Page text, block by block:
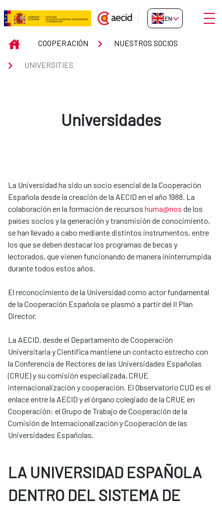
Skip to Main Content
UNIVERSITIES
EN-GB
INICIOCOOPERACIÓN NUESTROS SOCIOS
UNIVERSITIES
Universidades
La Universidad ha sido un socio esencial de la Cooperación
Española desde la creación de la AECID en el año 1988. La
colaboración en la formación de recursos huma@nos de los
países socios y la generación y transmisión de conocimiento,
se han llevado a cabo mediante distintos instrumentos, entre
los que se deben destacar los programas de becas y
lectorados, que vienen funcionando de manera ininterrumpida
durante todos estos años.
El reconocimiento de la Universidad como actor fundamental
de la Cooperación Española se plasmó a partir del II Plan
Director.
La AECID, desde el Departamento de Cooperación
Universitaria y Científica mantiene un contacto estrecho con
la Conferencia de Rectores de las Universidades Españolas
(CRUE) y su comisión especializada, CRUE
internacionalización y cooperación. El Observatorio CUD es el
enlace entre la AECID y el órgano colegiado de la CRUE en
Cooperación: el Grupo de Trabajo de Cooperación de la
Comisión de Internacionalización y Cooperación de las
Universidades Españolas.
LA UNIVERSIDAD ESPAÑOLA
DENTRO DEL SISTEMA DE